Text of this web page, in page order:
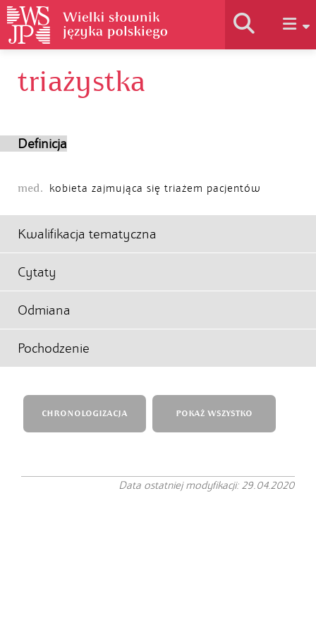
Historia słownika
triażystka
Definicja
med. kobieta zajmująca się triażem pacjentów
Kwalifikacja tematyczna
Cytaty
Odmiana
Pochodzenie
CHRONOLOGIZACJA POKAŻ WSZYSTKO
Data ostatniej modyfikacji: 29.04.2020